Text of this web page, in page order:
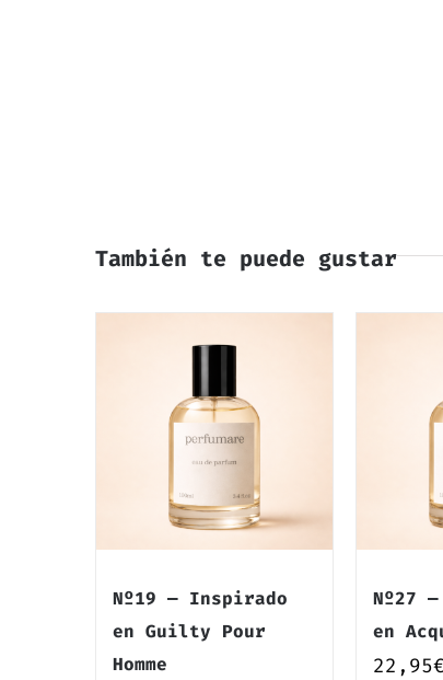
También te puede gustar
Nº19 — Inspirado
en Guilty Pour
Homme
Nº27
en
22,95€